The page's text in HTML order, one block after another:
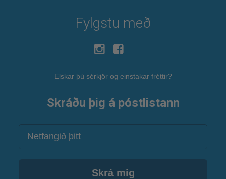
Fylgstu með
Elskar þú sérkjör og einstakar fréttir?
Skráðu þig á póstlistann
Skrá mig